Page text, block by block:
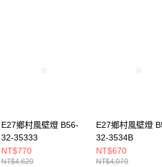
E27鄉村風壁燈 B56-
32-35333
NT$770
NT$4,620
E27鄉村風壁燈
32-3534B
NT$670
NT$4,070